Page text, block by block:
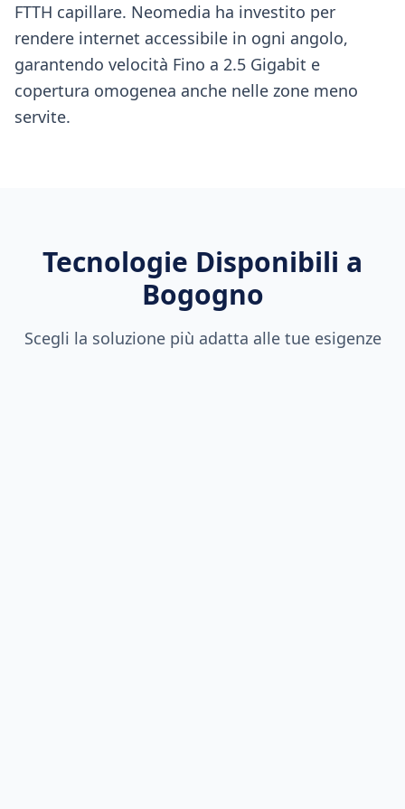
FTTH capillare. Neomedia ha investito per
rendere internet accessibile in ogni angolo,
garantendo velocità Fino a 2.5 Gigabit e
copertura omogenea anche nelle zone meno
servite.
Tecnologie Disponibili a
Bogogno
Scegli la soluzione più adatta alle tue esigenze